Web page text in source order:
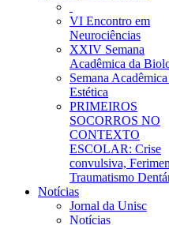
VI Encontro em
Neurociências
XXIV Semana
Acadêmica da
Semana Acadêmica
Estética
PRIMEIROS
SOCORROS NO
CONTEXTO
ESCOLAR: Crise
convulsiva,
Traumatismo
Notícias
Jornal da Unisc
Notícias